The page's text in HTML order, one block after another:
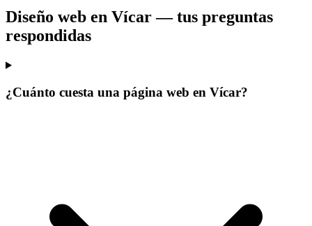
Diseño web en Vícar —tus preguntas
respondidas
¿Cuánto cuesta una página web en Vícar?